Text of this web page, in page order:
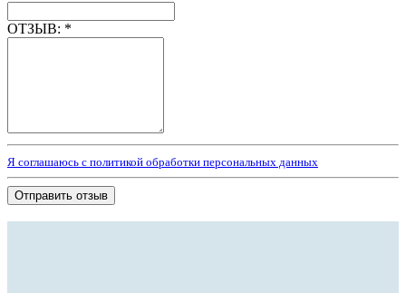
ОТЗЫВ: *
Я соглашаюсь с политикой обработки персональных данных
Отправить отзыв